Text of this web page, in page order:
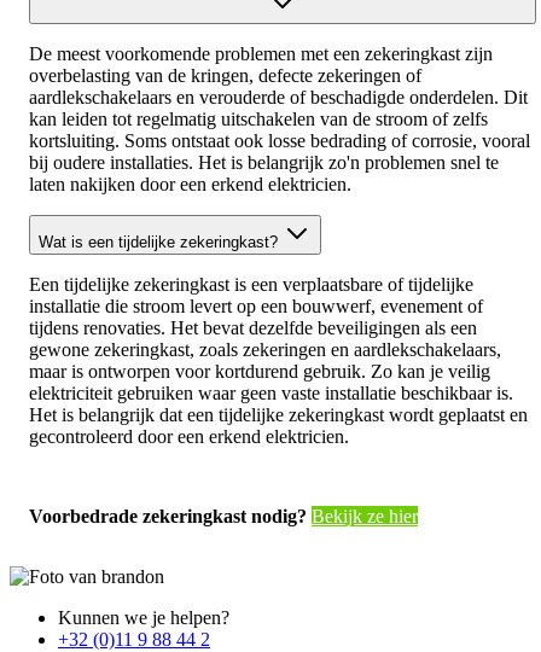
De meest voorkomende problemen met een zekeringkast zijn
overbelasting van de kringen, defecte zekeringen of
aardlekschakelaars en verouderde of beschadigde onderdelen. Dit
kan leiden tot regelmatig uitschakelen van de stroom of zelfs
kortsluiting. Soms ontstaat ook losse bedrading of corrosie, vooral
bij oudere installaties. Het is belangrijk zo'n problemen snel te
laten nakijken door een erkend elektricien.
Wat is een tijdelijke zekeringkast?
Een tijdelijke zekeringkast is een verplaatsbare of tijdelijke
installatie die stroom levert op een bouwwerf, evenement of
tijdens renovaties. Het bevat dezelfde beveiligingen als een
gewone zekeringkast, zoals zekeringen en aardlekschakelaars,
maar is ontworpen voor kortdurend gebruik. Zo kan je veilig
elektriciteit gebruiken waar geen vaste installatie beschikbaar is.
Het is belangrijk dat een tijdelijke zekeringkast wordt geplaatst en
gecontroleerd door een erkend elektricien.
Voorbedrade zekeringkast nodig? Bekijk ze hier
Kunnen we je helpen?
+32 (0)11 9 88 44 2